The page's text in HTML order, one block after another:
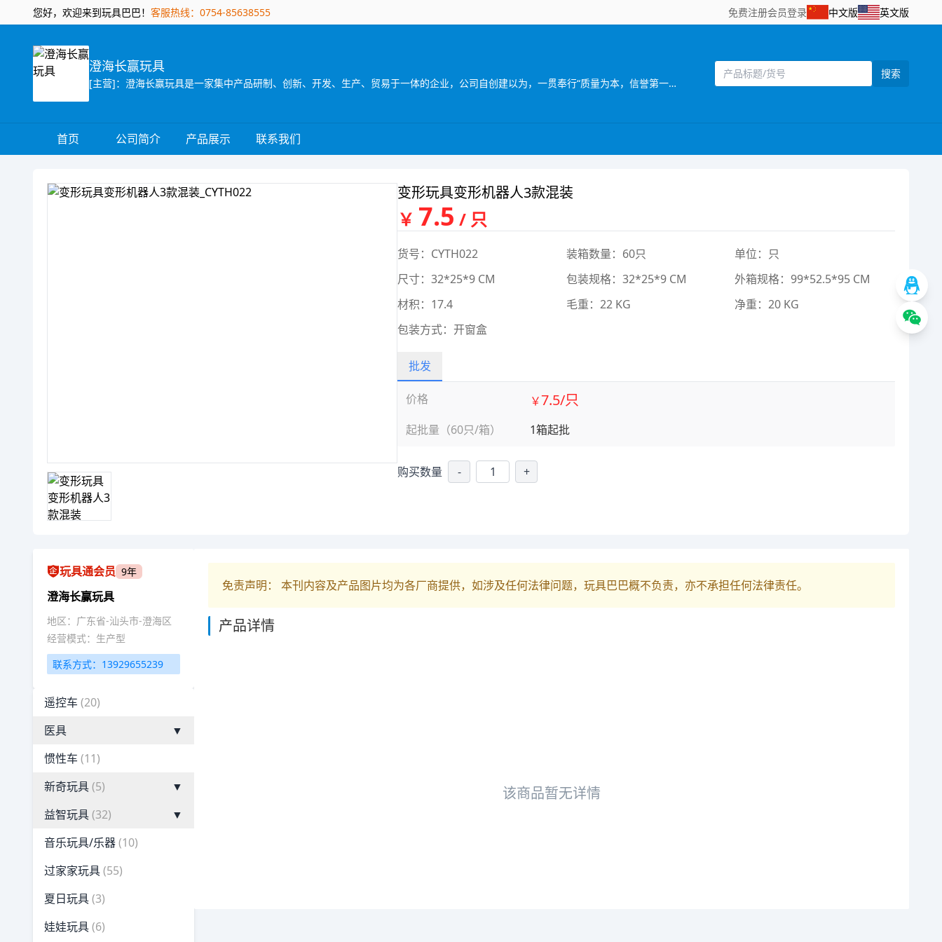
您好，欢迎来到玩具巴巴！ 客服热线：0754-85638555 免费注册会员登录 中文版 英文版
澄海长赢玩具
[主营]：澄海长赢玩具是一家集中产品研制、创新、开发、生产、贸易于一体的企业，公司自创建以为，一贯奉行“质量为本，信誉第一”的经营理念、竭诚欢迎中外商惠顾、携手合作、共谋发展、共创辉煌。
搜索
首页 公司简介 产品展示 联系我们
变形玩具变形机器人3款混装
￥ 7.5 / 只
货号：CYTH022 装箱数量：60只
单位：只
尺寸：32*25*9 CM
包装规格：32*25*9 CM
外箱规格：99*52.5*95 CM
材积：17.4
毛重：22 KG
净重：20 KG
包装方式：开窗盒
批发
价格
起批量（60只/箱）
￥7.5/只
1箱起批
购买数量 - +
玩具通会员 9年
澄海长赢玩具
地区：广东省-汕头市-澄海区
经营模式：生产型
联系方式：13929655239
遥控车 (20)
医具
▼
惯性车 (11)
新奇玩具(5)
▼
益智玩具(32)
▼
音乐玩具/乐器(10)
过家家玩具(55)
夏日玩具(3)
娃娃玩具(6)
免责声明： 本刊内容及产品图片均为各厂商提供，如涉及任何法律问题，玩具巴巴概不负责，亦不承担任何法律责任。
产品详情
该商品暂无详情